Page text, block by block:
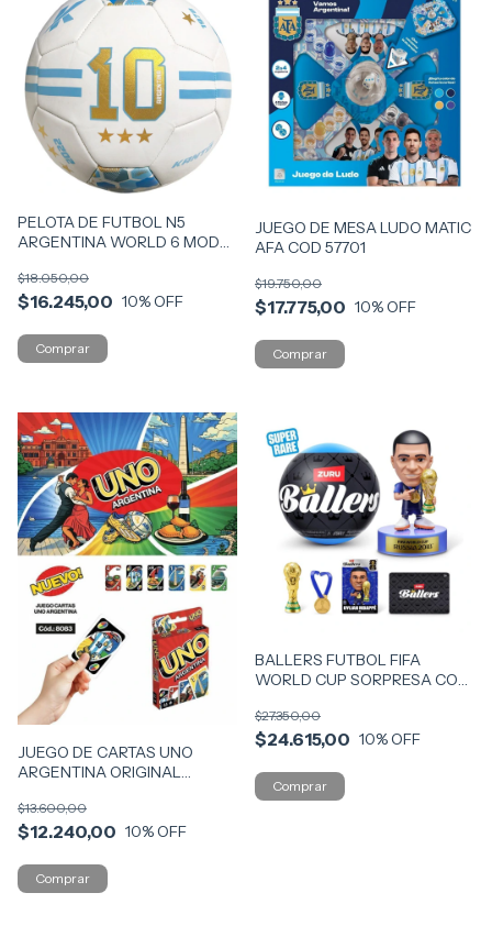
PELOTA DE FUTBOL N5
ARGENTINA WORLD 6 MOD
$16.245,00
$18.050,00
10% OFF
JUEGO DE MESA LUDO MATIC
AFA COD 57701
$17.775,00
$19.750,00
10% OFF
JUEGO DE CARTAS UNO
ARGENTINA ORIGINAL
$12.240,00
$13.600,00
10% OFF
BALLERS FUTBOL FIFA
WORLD CUP SORPRESA COD
$24.615,00
$27.350,00
10% OFF